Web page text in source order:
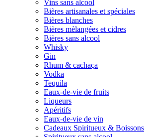
Vins sans alcool
Bières artisanales et spéciales
Bières blanches
Bières mèlangées et cidres
Bières sans alcool
Whisky
Gin
Rhum & cachaça
Vodka
Tequila
Eaux-de-vie de fruits
Liqueurs
Apéritifs
Eaux-de-vie de vin
Cadeaux Spiritueux & Boissons